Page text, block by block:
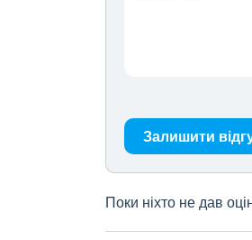
Залишити
Поки ніхто не дав